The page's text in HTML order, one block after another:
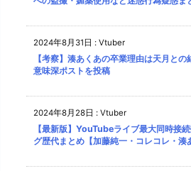
2024年8月31日 : Vtuber
【考察】湊あくあの卒業理由は天月と
意味深ポストを投稿
2024年8月28日 : Vtuber
【最新版】YouTubeライブ最大同時接
グ歴代まとめ【加藤純一・コレコレ・湊